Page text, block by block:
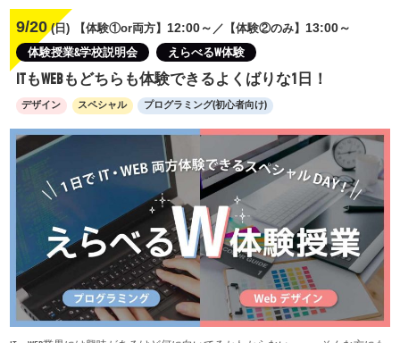
9/20 (日) 【体験①or両方】 12:00～ ／【体験②のみ】 13:00～
体験授業&学校説明会 えらべるW体験
ITもWEBもどちらも体験できるよくばりな1日！
デザイン スペシャル プログラミング(初心者向け)